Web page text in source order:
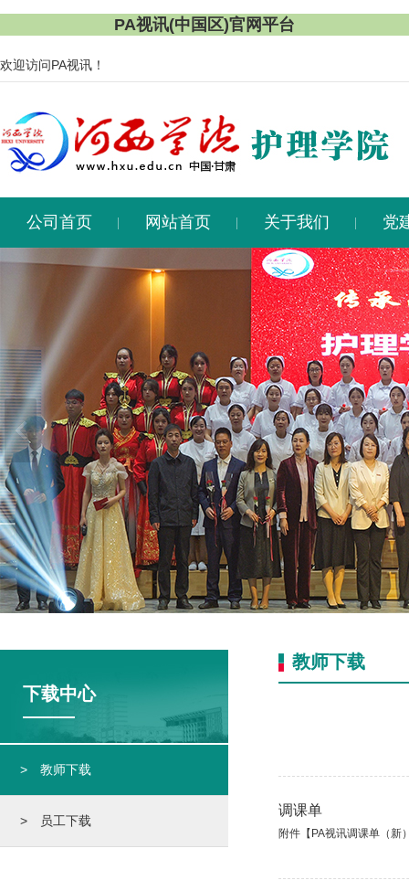
PA视讯(中国区)官网平台
欢迎访问PA视讯！
公司首页 网站首页 关于我们 党
下载中心
> 教师下载
> 员工下载
教师下载
调课单
附件【PA视讯调课单（新